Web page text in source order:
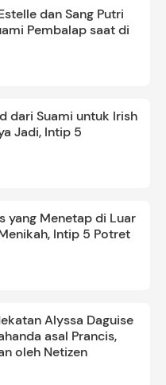
dan Sang Putri
Pembalap saat di
dari Suami untuk Irish
Jadi, Intip 5
yang Menetap di Luar
Intip 5 Potret
Alyssa Daguise
asal Prancis,
oleh Netizen